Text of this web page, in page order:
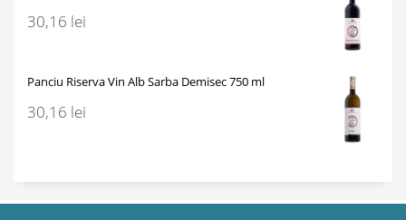
30,16 lei
Panciu Riserva Vin Alb Sarba Demisec 750 ml
30,16 lei